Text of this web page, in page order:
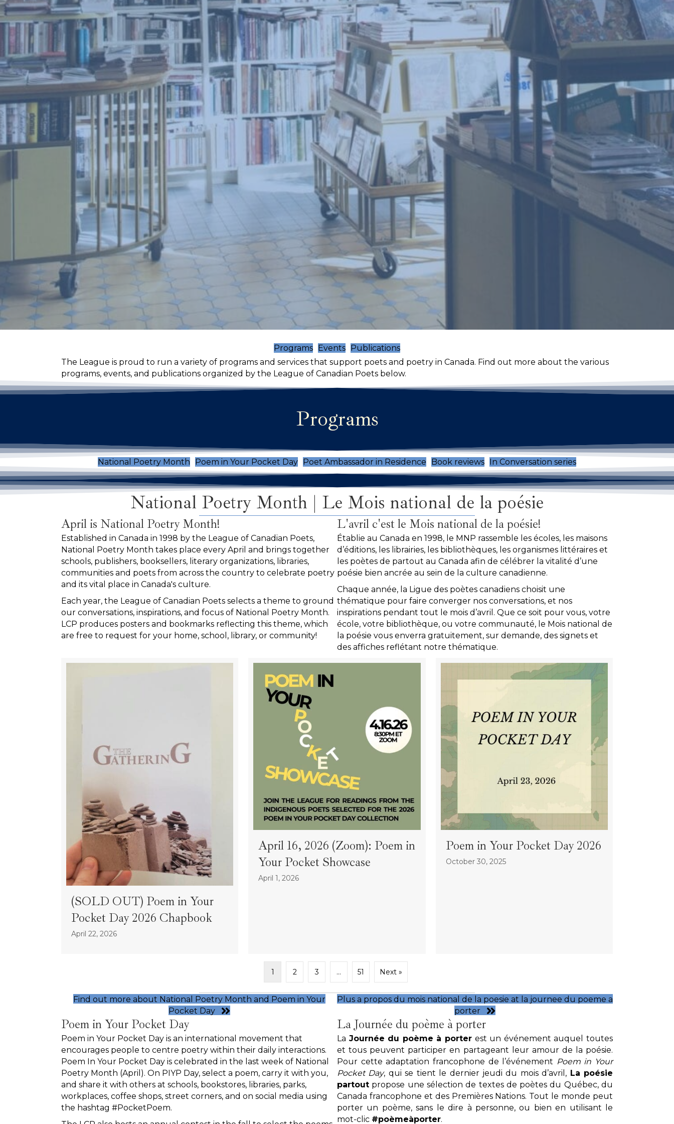
Programs Events Publications
The League is proud to run a variety of programs and services that support poets and poetry in Canada. Find out more about the various
programs, events, and publications organized by the League of Canadian Poets below.
Programs
National Poetry Month Poem in Your Pocket Day Poet Ambassador in Residence Book reviews In Conversation series
National Poetry Month | Le Mois national de la poésie
April is National Poetry Month!
Established in Canada in 1998 by the League of Canadian Poets,
National Poetry Month takes place every April and brings together
schools, publishers, booksellers, literary organizations, libraries,
communities and poets from across the country to celebrate poetry
and its vital place in Canada's culture.
Each year, the League of Canadian Poets selects a theme to ground
our conversations, inspirations, and focus of National Poetry Month.
LCP produces posters and bookmarks reflecting this theme, which
are free to request for your home, school, library, or community!
L'avril c'est le Mois national de la poésie!
Établie au Canada en 1998, le MNP rassemble les écoles, les maisons
d’éditions, les librairies, les bibliothèques, les organismes littéraires et
les poètes de partout au Canada afin de célébrer la vitalité d’une
poésie bien ancrée au sein de la culture canadienne.
Chaque année, la Ligue des poètes canadiens choisit une
thématique pour faire converger nos conversations, et nos
inspirations pendant tout le mois d’avril. Que ce soit pour vous, votre
école, votre bibliothèque, ou votre communauté, le Mois national de
la poésie vous enverra gratuitement, sur demande, des signets et
des affiches reflétant notre thématique.
(SOLD OUT) Poem in Your
Pocket Day 2026 Chapbook
April 22, 2026
April 16, 2026 (Zoom): Poem in
Your Pocket Showcase
April 1, 2026
Poem in Your Pocket Day 2026
October 30, 2025
1 2 3 … 51 Next »
Find out more about National Poetry Month and Poem in Your
Pocket Day
Plus a propos du mois national de la poesie at la journee du poeme a
porter
Poem in Your Pocket Day
Poem in Your Pocket Day is an international movement that
encourages people to centre poetry within their daily interactions.
Poem In Your Pocket Day is celebrated in the last week of National
Poetry Month (April). On PIYP Day, select a poem, carry it with you,
and share it with others at schools, bookstores, libraries, parks,
workplaces, coffee shops, street corners, and on social media using
the hashtag #PocketPoem.
La Journée du poème à porter
La Journée du poème à porter est un événement auquel toutes
et tous peuvent participer en partageant leur amour de la poésie.
Pour cette adaptation francophone de l’événement Poem in Your
Pocket Day, qui se tient le dernier jeudi du mois d’avril, La poésie
partout propose une sélection de textes de poètes du Québec, du
Canada francophone et des Premières Nations. Tout le monde peut
porter un poème, sans le dire à personne, ou bien en utilisant le
mot-clic #poèmeàporter.